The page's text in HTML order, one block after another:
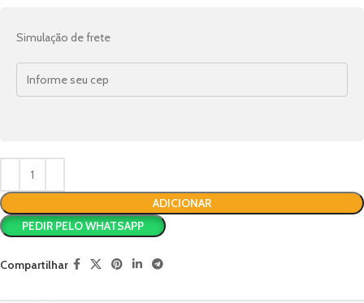
Simulação de frete
ADICIONAR
PEDIR PELO WHATSAPP
Compartilhar